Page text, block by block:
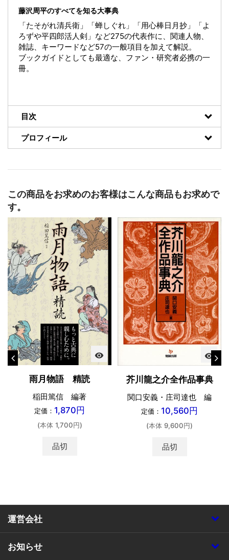
藤沢周平のすべてを知る大事典
「たそがれ清兵衛」「蝉しぐれ」「用心棒日月抄」「よ
ろずや平四郎活人剣」など275の代表作に、関連人物、
雑誌、キーワードなど57の一般項目を加えて解説。
ブックガイドとしても最適な、ファン・研究者必携の一
冊。
目次
プロフィール
この商品をお求めのお客様はこんな商品もお求めで
す。
visibility
雨月物語 精読
稲田篤信 編著
定価： 1,870円
(本体 1,700円)
品切
visibility
芥川龍之介全作品事典
関口安義・庄司達也 編
定価： 10,560円
(本体 9,600円)
品切
運営会社
お知らせ